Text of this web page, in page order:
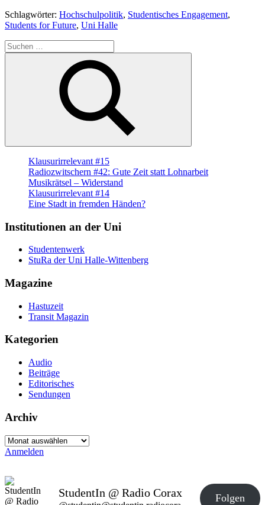
Schlagwörter: Hochschulpolitik, Studentisches Engagement,
Students for Future, Uni Halle
Suche
nach:
Suchen
Klausurirrelevant #15
Radiozwitschern #42: Gute Zeit statt Lohnarbeit
Musikrätsel – Widerstand
Klausurirrelevant #14
Eine Stadt in fremden Händen?
Institutionen an der Uni
Studentenwerk
StuRa der Uni Halle-Wittenberg
Magazine
Hastuzeit
Transit Magazin
Kategorien
Audio
Beiträge
Editorisches
Sendungen
Archiv
Archiv
Anmelden
StudentIn @ Radio Corax Folgen